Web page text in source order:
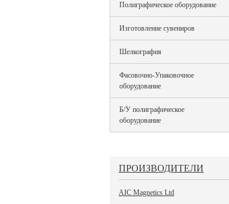
Полиграфическое оборудование
Изготовление сувениров
Шелкография
Фасовочно-Упаковочное
оборудование
Б/У полиграфическое
оборудование
ПРОИЗВОДИТЕЛИ
AIC Magnetics Ltd